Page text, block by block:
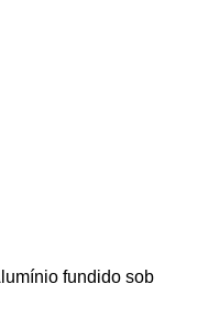
fundido sob